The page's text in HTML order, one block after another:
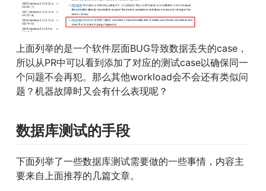
上面列举的是一个软件层面BUG导致数据丢失的case，
所以从PR中可以看到添加了对应的测试case以确保同一
个问题不会再犯。那么其他workload会不会还有类似问
题？机器故障时又会有什么表现呢？
数据库测试的手段
下面列举了一些数据库测试需要做的一些事情，内容主
要来自上面推荐的几篇文章。